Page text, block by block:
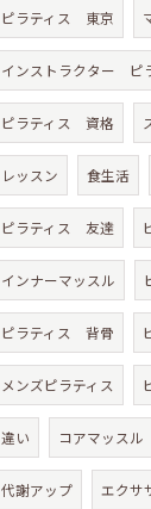
ピラティス 東京
インストラクター ピ
ピラティス 資格
レッスン 食生活
ピラティス 友達
インナーマッスル
ピラティス 背骨
メンズピラティス
違い コアマッスル
代謝アップ エクサ